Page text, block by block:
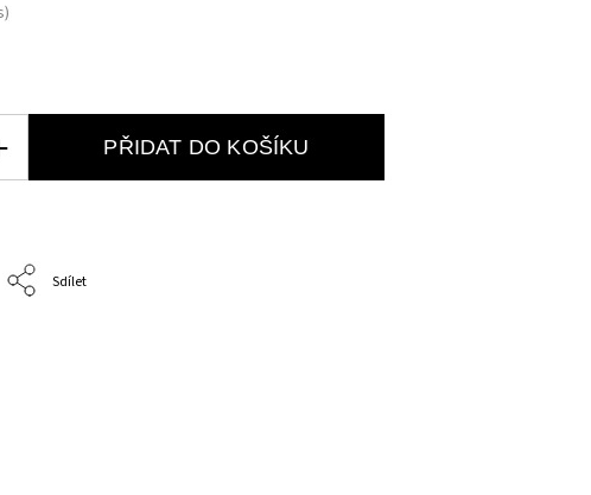
PŘIDAT DO KOŠÍKU
Sdílet